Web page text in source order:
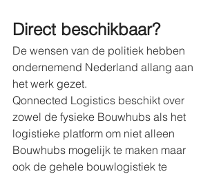
Direct beschikbaar?
De wensen van de politiek hebben
ondernemend Nederland allang aan
het werk gezet.
Qonnected Logistics beschikt over
zowel de fysieke Bouwhubs als het
logistieke platform om niet alleen
Bouwhubs mogelijk te maken maar
ook de gehele bouwlogistiek te